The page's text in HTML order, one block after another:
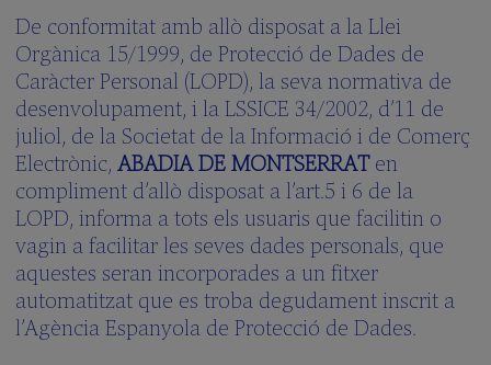
cantem?
L'ESCOLA
Centre
Integrat
Pla
d’estudis
Documents
del
centre
Blog
100peus
Escola
De conformitat amb allò disposat a la Llei
Orgànica 15/1999, de Protecció de Dades de
Caràcter Personal (LOPD), la seva normativa de
desenvolupament, i la LSSICE 34/2002, d’11 de
juliol, de la Societat de la Informació i de Comerç
Electrònic, ABADIA DE MONTSERRATen
compliment d’allò disposat a l’art.5 i 6 de la
LOPD, informa a tots els usuaris que facilitin o
vagin a facilitar les seves dades personals, que
aquestes seran incorporades a un fitxer
automatitzat que es troba degudament inscrit a
l’Agència Espanyola de Protecció de Dades.